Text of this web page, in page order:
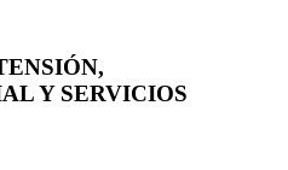
Y SERVICIOS